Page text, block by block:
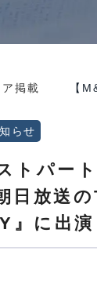
ア掲載 【
らせ
トパー
日放送の
』に出演